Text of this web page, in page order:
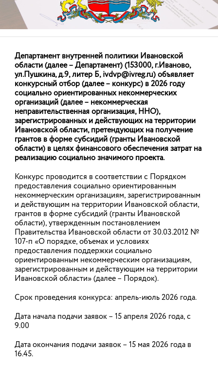
интересов жителей нашего региона в
разных сферах - безусловный приоритет»
29.05.2026 подробнее
НОВОСТИ
АНОНСЫ
Открыт прием заявок на шестой
сезон Знание.Премия
Российское общество «Знание» запустило
шестой сезон главной просветительской награды
страны Знание.Премия. Заявки принимаются до
сентября 2026 года на официальном сайте.
других людей, которые внесли значительный
вклад в просвещение в 2025–2026 годах.
отдельно отмечена в рамках новой номинации
имени С.И. Вавилова. Знание.Премия реализуется в
Департамент внутренней политики Ивановской
области (далее – Департамент) (153000, г.Иваново,
ул.Пушкина, д.9, литер Б,ivdvp@ivreg.ru) объявляет
конкурсный отбор (далее – конкурс) в 2026 году
социально ориентированных некоммерческих
организаций (далее – некоммерческая
неправительственная организация, ННО),
зарегистрированных и действующих на территории
Ивановской области, претендующих на получение
грантов в форме субсидий (гранты Ивановской
области) в целях финансового обеспечения затрат на
реализацию социально значимого проекта.
Конкурс проводится в соответствии с Порядком
предоставления социально ориентированным
некоммерческим организациям, зарегистрированным
и действующим на территории Ивановской области,
грантов в форме субсидий (гранты Ивановской
области), утвержденным постановлением
Правительства Ивановской области от 30.03.2012 №
107-п «О порядке, объемах и условиях
предоставления поддержки социально
ориентированным некоммерческим организациям,
зарегистрированным и действующим на территории
Ивановской области» (далее – Порядок).
Срок проведения конкурса: апрель-июль 2026 года.
Дата начала подачи заявок – 15 апреля 2026 года, с
9.00
Дата окончания подачи заявок – 15 мая 2026 года в
16.45.